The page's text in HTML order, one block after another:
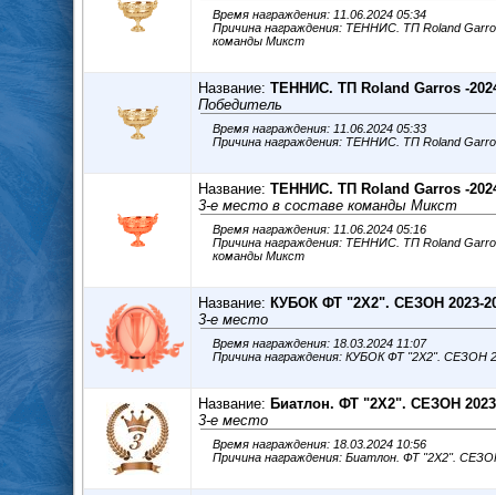
Время награждения: 11.06.2024 05:34
Причина награждения: ТЕННИС. ТП Roland Garros -2024. АТР 1-
команды Микст
Название: ТЕННИС. ТП Roland Garros -
Победитель
Время награждения: 11.06.2024 05:33
Название: ТЕННИС. ТП Roland Garros -
3-е место в составе команды Микст
Время награждения: 11.06.2024 05:16
Причина награждения: ТЕННИС. ТП Roland Garros -2024. WTA 3-
команды Микст
Название: КУБОК ФТ "2Х2". СЕЗОН 2023-
3-е место
Время награждения: 18.03.2024 11:07
Название: Биатлон. ФТ "2Х2". СЕЗОН 2023
3-е место
Время награждения: 18.03.2024 10:56